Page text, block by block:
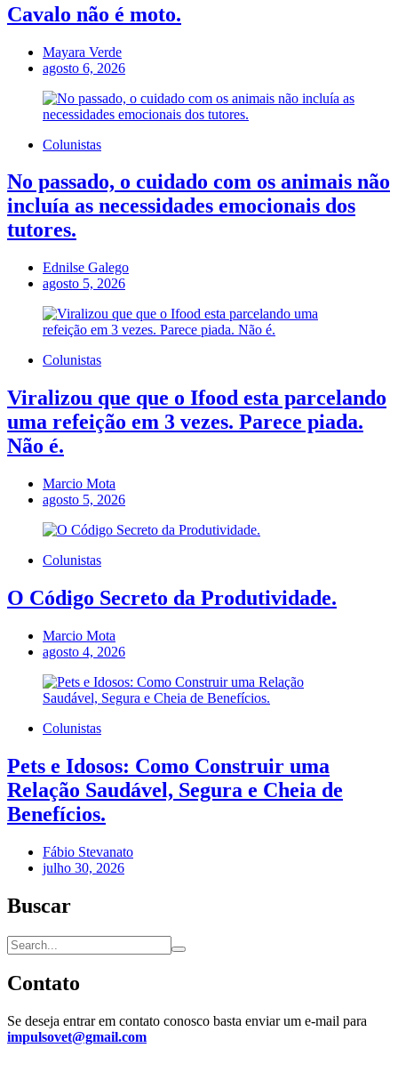
Cavalo não é moto.
Mayara Verde
agosto 6, 2026
Colunistas
No passado, o cuidado com os animais não
incluía as necessidades emocionais dos
tutores.
Ednilse Galego
agosto 5, 2026
Colunistas
Viralizou que que o Ifood esta parcelando
uma refeição em 3 vezes. Parece piada.
Não é.
Marcio Mota
agosto 5, 2026
Colunistas
O Código Secreto da Produtividade.
Marcio Mota
agosto 4, 2026
Colunistas
Pets e Idosos: Como Construir uma
Relação Saudável, Segura e Cheia de
Benefícios.
Fábio Stevanato
julho 30, 2026
Buscar
Contato
Se deseja entrar em contato conosco basta enviar um e-mail para
impulsovet@gmail.com